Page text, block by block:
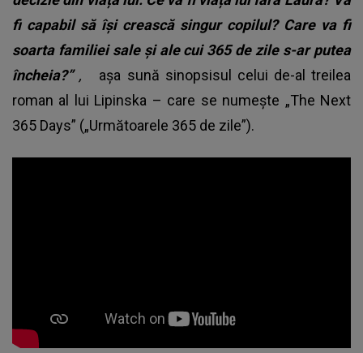
fi capabil să își crească singur copilul? Care va fi
soarta familiei sale și ale cui 365 de zile s-ar putea
încheia?” ,
așa sună sinopsisul celui de-al treilea
roman al lui Lipinska – care se numește „The Next
365 Days” („Următoarele 365 de zile”).